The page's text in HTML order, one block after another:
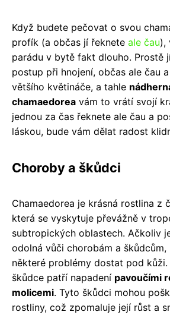
Když budete pečovat o svou
profík (a občas jí řeknete ale čau),
parádu v bytě fakt dlouho. Prostě
postup při hnojení, občas ale čau
většího květináče, a tahle
chamaedorea vám to vrátí svojí
jednou za čas řeknete ale čau a
láskou, bude vám dělat radost
Choroby a škůdci
Chamaedorea je krásná rostlina z
která se vyskytuje převážně v
subtropických oblastech. Ačkoliv
odolná vůči chorobám a
některé problémy dostat pod
škůdce patří napadení pavoučími
molicemi. Tyto škůdci mohou
rostliny, což zpomaluje její růst a